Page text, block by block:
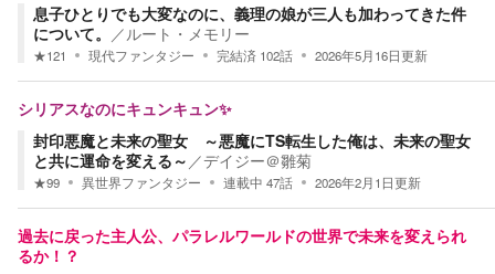
息子ひとりでも大変なのに、義理の娘が三人も加わってきた件
について。 ／ ルート・メモリー
★121 現代ファンタジー 完結済 102話 2026年5月16日更新
シリアスなのにキュンキュン✨
封印悪魔と未来の聖女 ～悪魔にTS転生した俺は、未来の聖女
と共に運命を変える～ ／デイジー＠雛菊
★99 異世界ファンタジー 連載中 47話 2026年2月1日更新
過去に戻った主人公、パラレルワールドの世界で未来を変えられ
るか！？